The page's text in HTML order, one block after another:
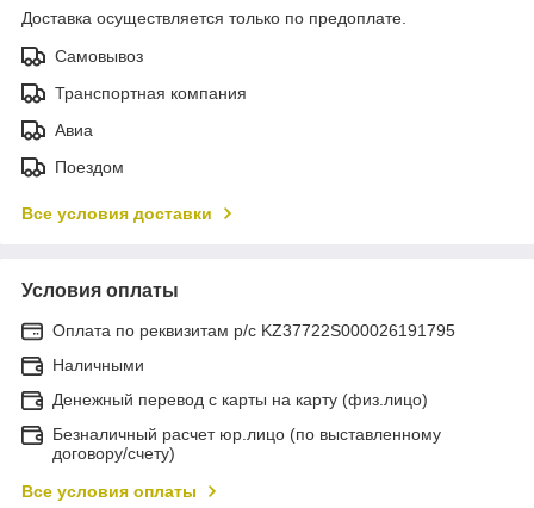
Доставка осуществляется только по предоплате.
Самовывоз
Транспортная компания
Авиа
Поездом
Все условия доставки
Условия оплаты
Оплата по реквизитам р/с KZ37722S000026191795
Наличными
Денежный перевод с карты на карту (физ.лицо)
Безналичный расчет юр.лицо (по выставленному
договору/счету)
Все условия оплаты